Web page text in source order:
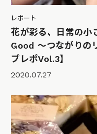
レポート
花が彩る、日常の
Good 〜つながりの
ブレポVol.3】
2020.07.27